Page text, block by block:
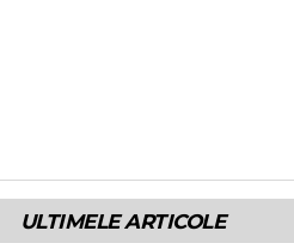
ULTIMELE ARTICOLE